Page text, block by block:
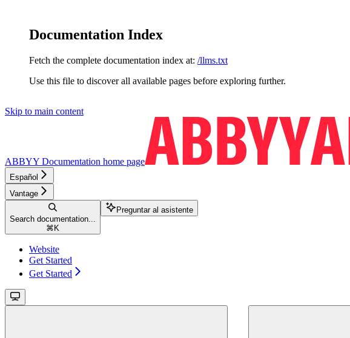
Documentation Index
Fetch the complete documentation index at: /llms.txt
Use this file to discover all available pages before exploring further.
Skip to main content
ABBYY Documentation home page
Español
Vantage
Search documentation...
⌘ K
Preguntar al asistente
Website
Get Started
Get Started